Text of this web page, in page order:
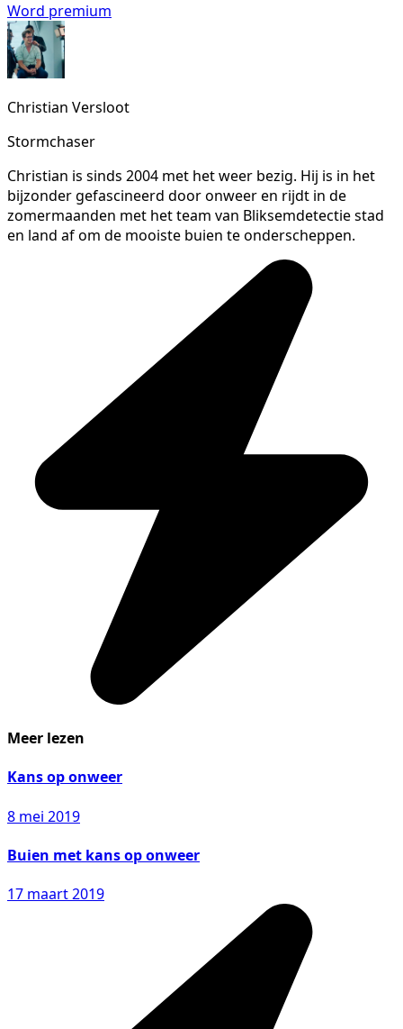
Word premium
Christian Versloot
Stormchaser
Christian is sinds 2004 met het weer bezig. Hij is in het
bijzonder gefascineerd door onweer en rijdt in de
zomermaanden met het team van Bliksemdetectie stad
en land af om de mooiste buien te onderscheppen.
Meer lezen
Kans op onweer
8 mei 2019
Buien met kans op onweer
17 maart 2019